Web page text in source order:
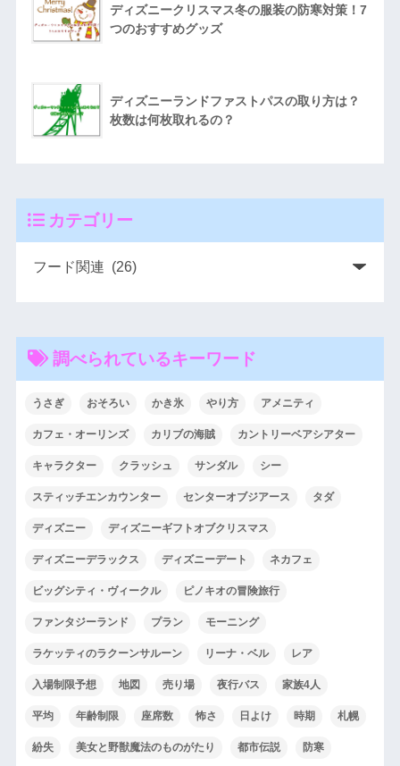
ディズニークリスマス冬の服装の防寒対策！7
つのおすすめグッズ
ディズニーランドファストパスの取り方は？
枚数は何枚取れるの？
カテゴリー
調べられているキーワード
うさぎ おそろい かき氷 やり方 アメニティ
カフェ・オーリンズ カリブの海賊 カントリーベアシアター
キャラクター クラッシュ サンダル シー
スティッチエンカウンター センターオブジアース タダ
ディズニー ディズニーギフトオブクリスマス
ディズニーデラックス ディズニーデート ネカフェ
ビッグシティ・ヴィークル ピノキオの冒険旅行
ファンタジーランド プラン モーニング
ラケッティのラクーンサルーン リーナ・ベル レア
入場制限予想 地図 売り場 夜行バス 家族4人
平均 年齢制限 座席数 怖さ 日よけ 時期 札幌
紛失 美女と野獣魔法のものがたり 都市伝説 防寒